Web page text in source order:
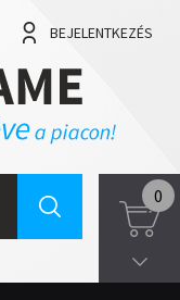
BEJELENTKEZÉS
0